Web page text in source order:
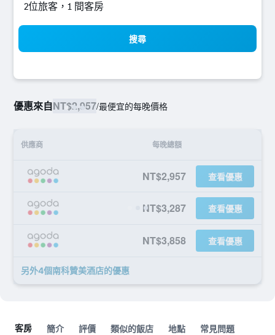
2位旅客，1 間客房
搜尋
優惠來自NT$2,957/最便宜的每晚價格
供應商 每晚總額
NT$2,957 查看優惠
NT$3,287 查看優惠
NT$3,858 查看優惠
另外4個南科贊美酒店​的優惠
客房 簡介 評價 類似的飯店 地點 常見問題